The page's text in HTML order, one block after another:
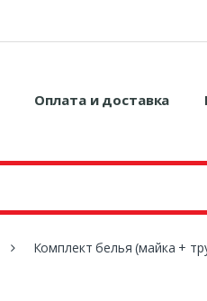
Оплата и доставка
Комплект белья (майка +